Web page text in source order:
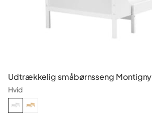
Udtrækkelig småbørnsseng Montigny
Hvid